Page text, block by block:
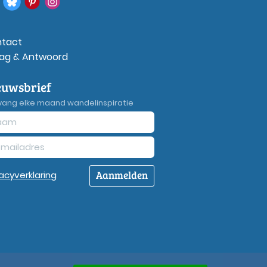
& Antwoord
elke maand wandelinspiratie
verklaring Aanmelden